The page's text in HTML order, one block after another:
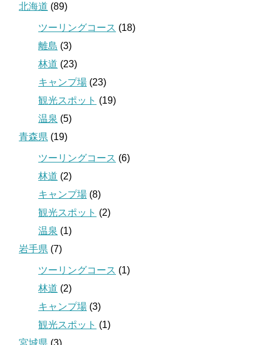
北海道 (89)
ツーリングコース (18)
離島 (3)
林道 (23)
キャンプ場 (23)
観光スポット (19)
温泉 (5)
青森県 (19)
ツーリングコース (6)
林道 (2)
キャンプ場 (8)
観光スポット (2)
温泉 (1)
岩手県 (7)
ツーリングコース (1)
林道 (2)
キャンプ場 (3)
観光スポット (1)
宮城県 (3)